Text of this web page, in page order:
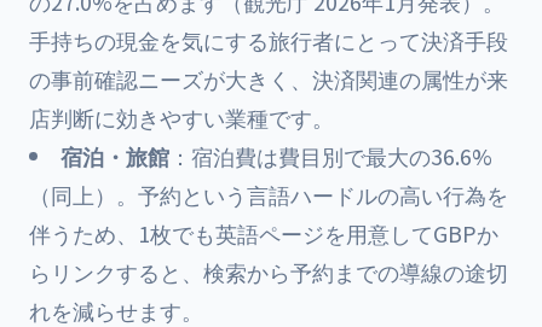
手持ちの現金を気にする旅行者にとって決済手段
の事前確認ニーズが大きく、決済関連の属性が来
店判断に効きやすい業種です。
宿泊・旅館 ：宿泊費は費目別で最大の36.6%
（同上）。予約という言語ハードルの高い行為を
伴うため、1枚でも英語ページを用意してGBPか
らリンクすると、検索から予約までの導線の途切
れを減らせます。